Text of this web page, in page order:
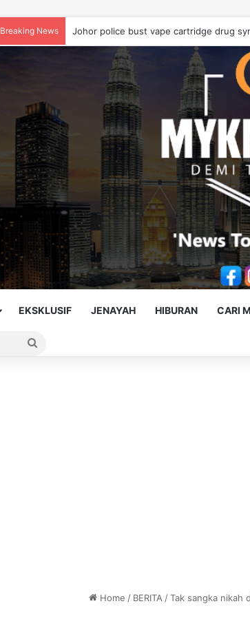
Breaking News Johor police bust vape cartridge drug
EKSKLUSIF JENAYAH HIBURAN CARI
Home / BERITA /Tak sangka nikah